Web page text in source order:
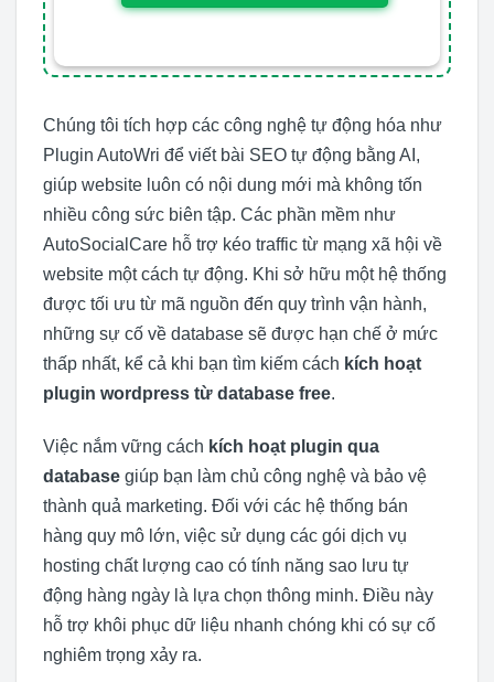
Chúng tôi tích hợp các công nghệ tự động hóa như
Plugin AutoWri để viết bài SEO tự động bằng AI,
giúp website luôn có nội dung mới mà không tốn
nhiều công sức biên tập. Các phần mềm như
AutoSocialCare hỗ trợ kéo traffic từ mạng xã hội về
website một cách tự động. Khi sở hữu một hệ thống
được tối ưu từ mã nguồn đến quy trình vận hành,
những sự cố về database sẽ được hạn chế ở mức
thấp nhất, kể cả khi bạn tìm kiếm cách kích hoạt
plugin wordpress từ database free.
Việc nắm vững cách kích hoạt plugin qua
database giúp bạn làm chủ công nghệ và bảo vệ
thành quả marketing. Đối với các hệ thống bán
hàng quy mô lớn, việc sử dụng các gói dịch vụ
hosting chất lượng cao có tính năng sao lưu tự
động hàng ngày là lựa chọn thông minh. Điều này
hỗ trợ khôi phục dữ liệu nhanh chóng khi có sự cố
nghiêm trọng xảy ra.